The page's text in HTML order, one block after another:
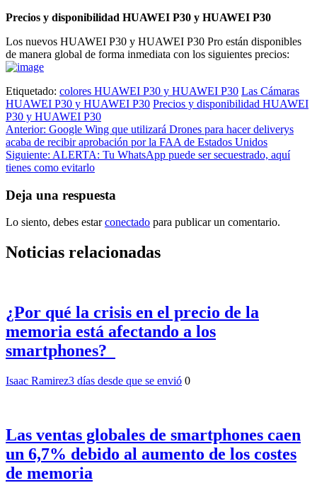
Precios y disponibilidad HUAWEI P30 y HUAWEI P30
Los nuevos HUAWEI P30 y HUAWEI P30 Pro están disponibles
de manera global de forma inmediata con los siguientes precios:
Etiquetado: colores HUAWEI P30 y HUAWEI P30 Las Cámaras
HUAWEI P30 y HUAWEI P30 Precios y disponibilidad HUAWEI
P30 y HUAWEI P30
Navegación
de
entradas
Anterior: Google Wing que utilizará Drones para hacer deliverys
acaba de recibir aprobación por la FAA de Estados Unidos
Siguiente: ALERTA: Tu WhatsApp puede ser secuestrado, aquí
tienes como evitarlo
Deja una respuesta
Lo siento, debes estarconectado para publicar un comentario.
Noticias relacionadas
¿Por qué la crisis en el precio de la
memoria está afectando a los
smartphones?
Isaac Ramirez3 días desde que se envió 0
Las ventas globales de smartphones caen
un 6,7% debido al aumento de los costes
de memoria